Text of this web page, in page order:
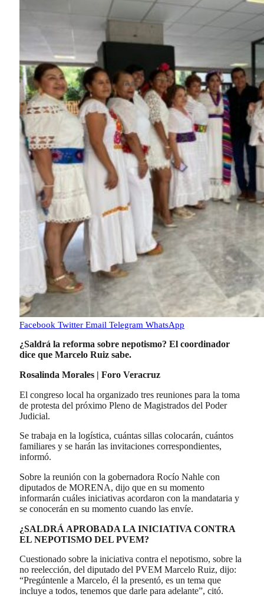
Facebook Twitter Email Telegram WhatsApp
¿Saldrá la reforma sobre nepotismo? El coordinador
dice que Marcelo Ruiz sabe.
Rosalinda Morales | Foro Veracruz
El congreso local ha organizado tres reuniones para la toma
de protesta del próximo Pleno de Magistrados del Poder
Judicial.
Se trabaja en la logística, cuántas sillas colocarán, cuántos
familiares y se harán las invitaciones correspondientes,
informó.
Sobre la reunión con la gobernadora Rocío Nahle con
diputados de MORENA, dijo que en su momento
informarán cuáles iniciativas acordaron con la mandataria y
se conocerán en su momento cuando las envíe.
¿SALDRÁ APROBADA LA INICIATIVA CONTRA
EL NEPOTISMO DEL PVEM?
Cuestionado sobre la iniciativa contra el nepotismo, sobre la
no reelección, del diputado del PVEM Marcelo Ruiz, dijo:
“Pregúntenle a Marcelo, él la presentó, es un tema que
incluye a todos, tenemos que darle para adelante”, citó.